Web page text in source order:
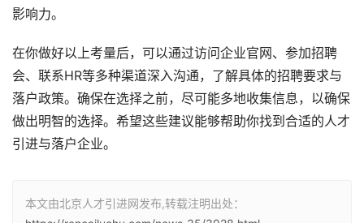
影响力。
在你做好以上考量后，可以通过访问企业官网、参加招聘
会、联系HR等多种渠道深入沟通，了解具体的招聘要求与
落户政策。确保在选择之前，尽可能多地收集信息，以确保
做出明智的选择。希望这些建议能够帮助你找到合适的人才
引进与落户企业。
本文由北京人才引进网发布,转载注明出处：